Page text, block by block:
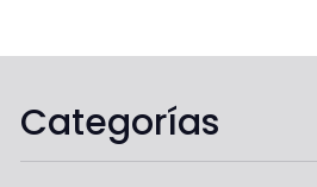
Categorías